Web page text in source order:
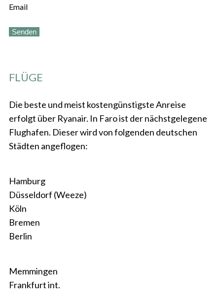
Email
Senden
FLÜGE
Die beste und meist kostengünstigste Anreise
erfolgt über Ryanair. In Faro ist der nächstgelegene
Flughafen. Dieser wird von folgenden deutschen
Städten angeflogen:
Hamburg
Düsseldorf (Weeze)
Köln
Bremen
Berlin
Memmingen
Frankfurt int.